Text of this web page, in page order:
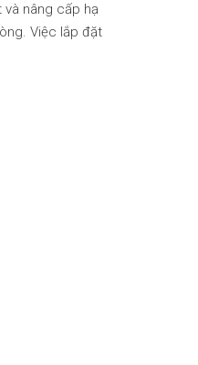
và nâng cấp hạ
Việc lắp đặt